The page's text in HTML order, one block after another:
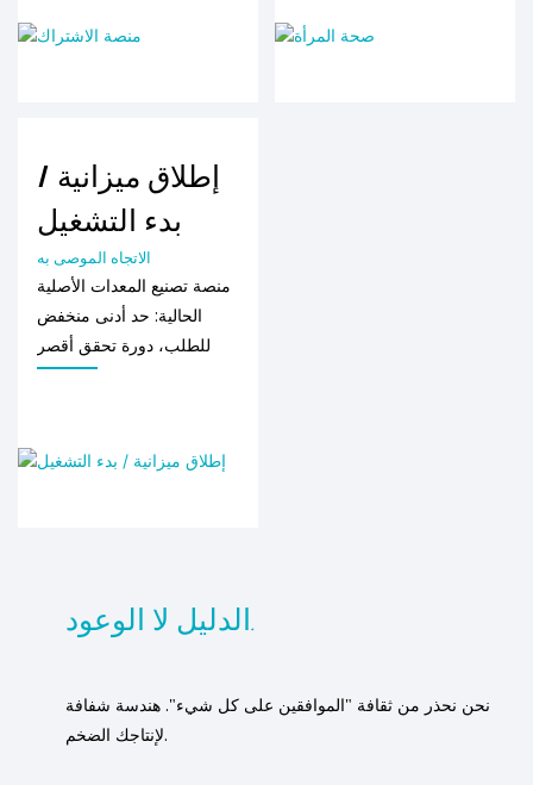
إطلاق ميزانية /
بدء التشغيل
الاتجاه الموصى به
منصة تصنيع المعدات الأصلية
الحالية: حد أدنى منخفض
للطلب، دورة تحقق أقصر
الدليل لا الوعود.
نحن نحذر من ثقافة "الموافقين على كل شيء". هندسة شفافة
لإنتاجك الضخم.